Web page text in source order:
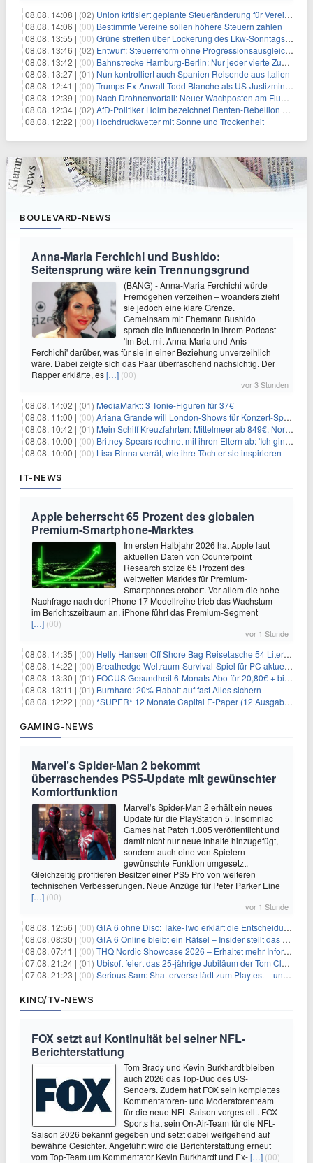
08.08. 14:08 | (02) Union kritisiert geplante Steueränderung für Vereine
08.08. 14:06 | (00) Bestimmte Vereine sollen höhere Steuern zahlen
08.08. 13:55 | (00) Grüne streiten über Lockerung des Lkw-Sonntagsfahrverbots
08.08. 13:46 | (02) Entwurf: Steuerreform ohne Progressionsausgleich geplant
08.08. 13:42 | (00) Bahnstrecke Hamburg-Berlin: Nur jeder vierte Zug pünktlich
08.08. 13:27 | (01) Nun kontrolliert auch Spanien Reisende aus Italien
08.08. 12:41 | (00) Trumps Ex-Anwalt Todd Blanche als US-Justizminister bestätigt
08.08. 12:39 | (00) Nach Drohnenvorfall: Neuer Wachposten am Flughafen
08.08. 12:34 | (02) AfD-Politiker Holm bezeichnet Renten-Rebellion als "Rollenspiel"
08.08. 12:22 | (00) Hochdruckwetter mit Sonne und Trockenheit
BOULEVARD-NEWS
Anna-Maria Ferchichi und Bushido:
Seitensprung wäre kein Trennungsgrund
(BANG) - Anna-Maria Ferchichi würde
Fremdgehen verzeihen – woanders zieht
sie jedoch eine klare Grenze.
Gemeinsam mit Ehemann Bushido
sprach die Influencerin in ihrem Podcast
'Im Bett mit Anna-Maria und Anis
Ferchichi' darüber, was für sie in einer Beziehung unverzeihlich
wäre. Dabei zeigte sich das Paar überraschend nachsichtig. Der
Rapper erklärte, es[…] (00)
vor 3 Stunden
08.08. 14:02 | (01) MediaMarkt: 3 Tonie-Figuren für 37€
08.08. 11:00 | (00) Ariana Grande will London-Shows für Konzert-Special filmen
08.08. 10:42 | (01) Mein Schiff Kreuzfahrten: Mittelmeer ab 849€, Norwegen ab 999€ p.P.
08.08. 10:00 | (00) Britney Spears rechnet mit ihren Eltern ab: 'Ich ging zwei Monate lang auf die Knie und weinte'
08.08. 10:00 | (00) Lisa Rinna verrät, wie ihre Töchter sie inspirieren
IT-NEWS
Apple beherrscht 65 Prozent des globalen
Premium-Smartphone-Marktes
Im ersten Halbjahr 2026 hat Apple laut
aktuellen Daten von Counterpoint
Research stolze 65 Prozent des
weltweiten Marktes für Premium-
Smartphones erobert. Vor allem die hohe
Nachfrage nach der iPhone 17 Modellreihe trieb das Wachstum
im Berichtszeitraum an. iPhone führt das Premium-Segment
[…] (00)
vor 1 Stunde
08.08. 14:35 | (00) Helly Hansen Off Shore Bag Reisetasche 54 Liter für 29,99€
08.08. 14:22 | (00) Breathedge Weltraum-Survival-Spiel für PC aktuell kostenlos bei Steam
08.08. 13:30 | (01) FOCUS Gesundheit 6-Monats-Abo für 20,80€ + bis zu 20€ Prämie
08.08. 13:11 | (01) Burnhard: 20% Rabatt auf fast Alles sichern
08.08. 12:22 | (00) *SUPER* 12 Monate Capital E-Paper (12 Ausgaben) für NUR 7€ (statt 80,04€)
GAMING-NEWS
Marvel’s Spider-Man 2 bekommt
überraschendes PS5-Update mit gewünschter
Komfortfunktion
Marvel’s Spider-Man 2 erhält ein neues
Update für die PlayStation 5. Insomniac
Games hat Patch 1.005 veröffentlicht und
damit nicht nur neue Inhalte hinzugefügt,
sondern auch eine von Spielern
gewünschte Funktion umgesetzt.
Gleichzeitig profitieren Besitzer einer PS5 Pro von weiteren
technischen Verbesserungen. Neue Anzüge für Peter Parker Eine
[…] (00)
vor 1 Stunde
08.08. 12:56 | (00) GTA 6 ohne Disc: Take-Two erklärt die Entscheidung für Download-Codes
08.08. 08:30 | (00) GTA 6 Online bleibt ein Rätsel – Insider stellt das neue Gerücht klar
08.08. 07:41 | (00) THQ Nordic Showcase 2026 – Erhaltet mehr Informationen
07.08. 21:24 | (01) Ubisoft feiert das 25-jährige Jubiläum der Tom Clancy’s Ghost Recon-Reihe
07.08. 21:23 | (00) Serious Sam: Shatterverse lädt zum Playtest – und erscheint schon bald!
KINO/TV-NEWS
FOX setzt auf Kontinuität bei seiner NFL-
Berichterstattung
Tom Brady und Kevin Burkhardt bleiben
auch 2026 das Top-Duo des US-
Senders. Zudem hat FOX sein komplettes
Kommentatoren- und Moderatorenteam
für die neue NFL-Saison vorgestellt. FOX
Sports hat sein On-Air-Team für die NFL-
Saison 2026 bekannt gegeben und setzt dabei weitgehend auf
bewährte Gesichter. Angeführt wird die Berichterstattung erneut
vom Top-Team um Kommentator Kevin Burkhardt und Ex-[…] (00)